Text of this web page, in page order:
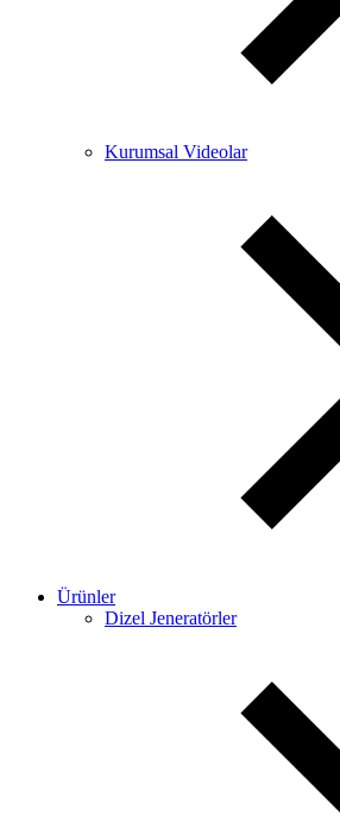
Kurumsal Videolar
Ürünler
Dizel Jeneratörler